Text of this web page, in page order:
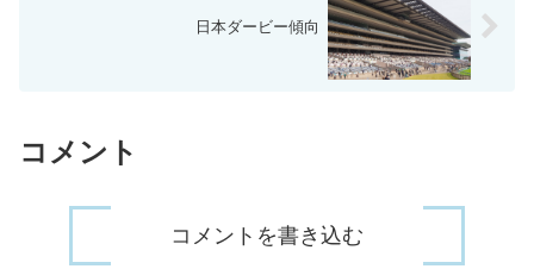
日本ダービー傾向
コメント
コメントを書き込む